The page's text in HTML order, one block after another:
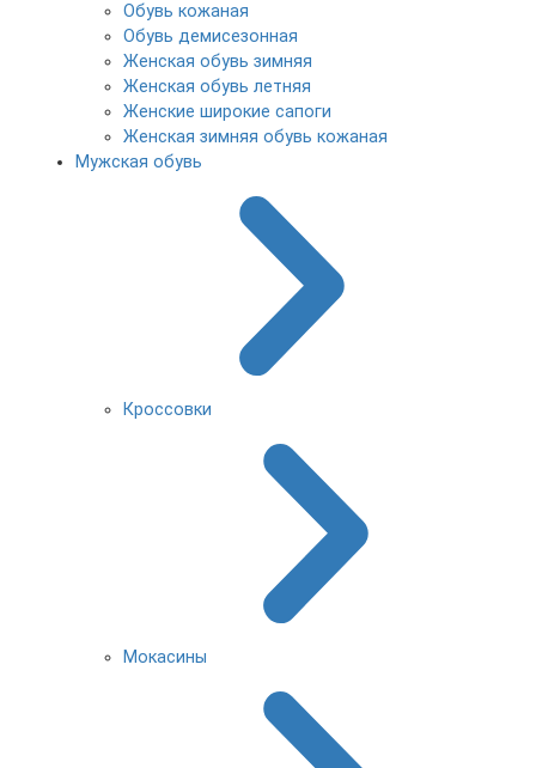
Обувь кожаная
Обувь демисезонная
Женская обувь зимняя
Женская обувь летняя
Женские широкие сапоги
Женская зимняя обувь кожаная
Мужская обувь
Кроссовки
Мокасины